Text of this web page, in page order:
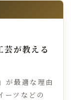
芸が教える
が最適な理由
ーツなどの